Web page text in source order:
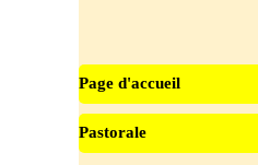
Page d'accueil
Pastorale